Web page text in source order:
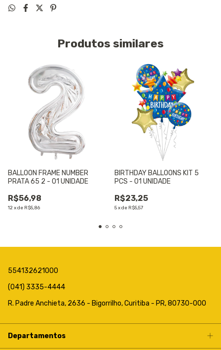
Produtos similares
BALLOON FRAME NUMBER
PRATA 65 2 - 01 UNIDADE
R$56,98
12xde R$5,86
BIRTHDAY BALLOONS KIT 5
PCS - 01 UNIDADE
R$23,25
5xde R$5,57
554132621000
(041) 3335-4444
R. Padre Anchieta, 2636 - Bigorrilho, Curitiba - PR, 80730-000
Departamentos